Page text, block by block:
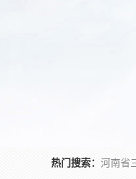
热门搜索：